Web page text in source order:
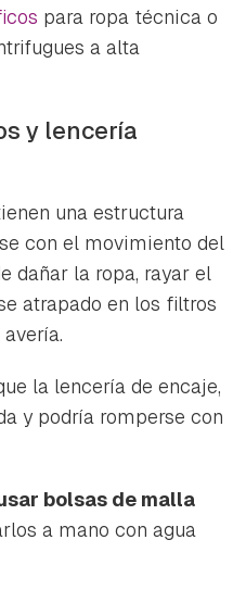
para ropa técnica o
a alta
y lencería
una estructura
con el movimiento del
dañar la ropa, rayar el
atrapado en los filtros
la lencería de encaje,
y podría romperse con
bolsas de malla
a mano con agua